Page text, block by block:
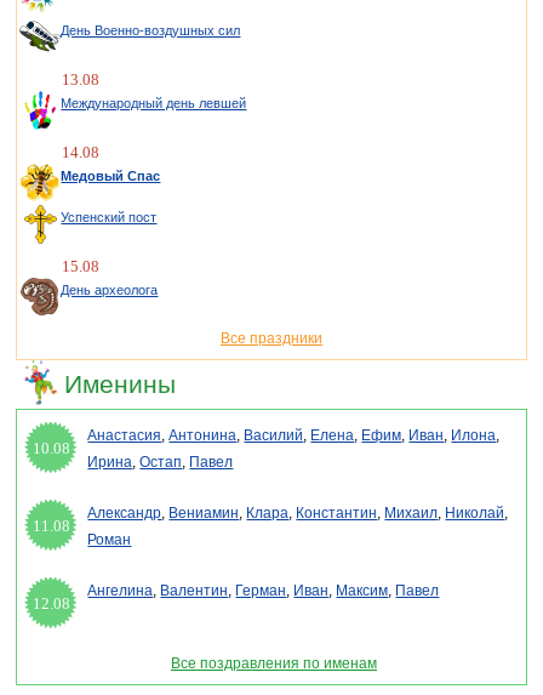
День Военно-воздушных сил
13.08
Международный день левшей
14.08
Медовый Спас
Успенский пост
15.08
День археолога
Все праздники
Именины
10.08
Анастасия,Антонина, Василий, Елена, Ефим, Иван, Илона,
Ирина,Остап, Павел
11.08
Александр, Вениамин, Клара, Константин, Михаил, Николай,
Роман
12.08
Ангелина, Валентин, Герман, Иван, Максим, Павел
Все поздравления по именам